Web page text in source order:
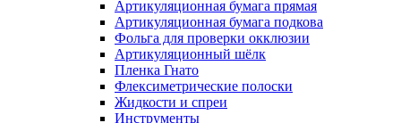
Артикуляционная бумага прямая
Артикуляционная бумага подкова
Фольга для проверки окклюзии
Артикуляционный шёлк
Пленка Гнато
Флексиметрические полоски
Жидкости и спреи
Инструменты